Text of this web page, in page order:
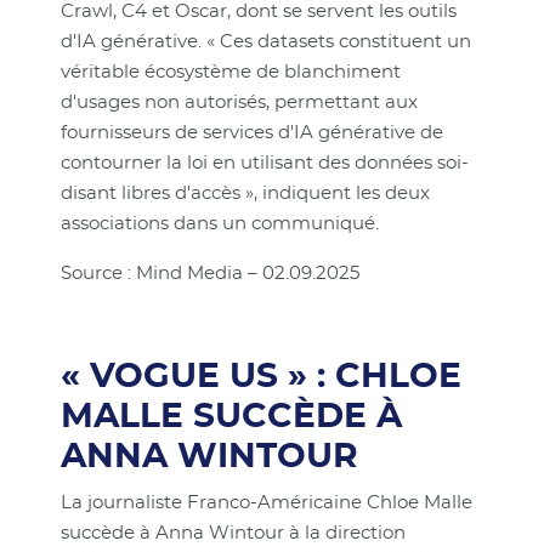
Crawl, C4 et Oscar, dont se servent les outils
d'IA générative. « Ces datasets constituent un
véritable écosystème de blanchiment
d'usages non autorisés, permettant aux
fournisseurs de services d'IA générative de
contourner la loi en utilisant des données soi-
disant libres d'accès », indiquent les deux
associations dans un communiqué.
Source : Mind Media – 02.09.2025
« VOGUE US » : CHLOE
MALLE SUCCÈDE À
ANNA WINTOUR
La journaliste Franco-Américaine Chloe Malle
succède à Anna Wintour à la direction